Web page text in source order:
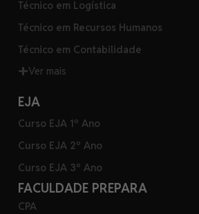
Técnico em Logística
Técnico em Recursos Humanos
Técnico em Contabilidade
Ver mais
EJA
Curso EJA 1º Ano
Curso EJA 2º Ano
Curso EJA 3º Ano
FACULDADE PREPARA
CPA